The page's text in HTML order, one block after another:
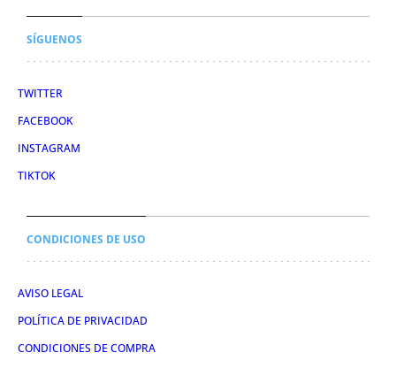
SÍGUENOS
TWITTER
FACEBOOK
INSTAGRAM
TIKTOK
CONDICIONES DE USO
AVISO LEGAL
POLÍTICA DE PRIVACIDAD
CONDICIONES DE COMPRA